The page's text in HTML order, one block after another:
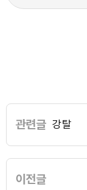
관련글 강탈
이전글